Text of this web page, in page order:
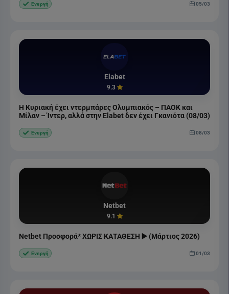
Ενεργή 05/03
Elabet
9.3
Η Κυριακή έχει ντερμπάρες Ολυμπιακός – ΠΑΟΚ και
Μίλαν – Ίντερ, αλλά στην Elabet δεν έχει Γκανιότα (08/03)
Ενεργή 08/03
Netbet
9.1
Netbet Προσφορά* ΧΩΡΙΣ ΚΑΤΑΘΕΣΗ ▶️ (Μάρτιος 2026)
Ενεργή 01/03